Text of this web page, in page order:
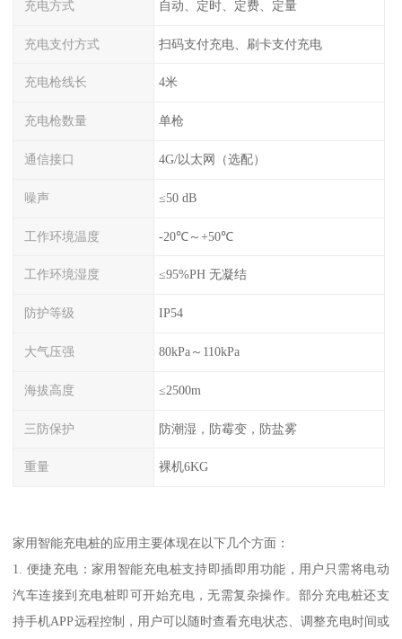
充电方式 自动、定时、定费、定量
充电支付方式 扫码支付充电、刷卡支付充电
充电枪线长 4米
充电枪数量 单枪
通信接口 4G/以太网（选配）
噪声 ≤50 dB
工作环境温度 -20℃～+50℃
工作环境湿度 ≤95%PH 无凝结
防护等级 IP54
大气压强 80kPa～110kPa
海拔高度 ≤2500m
三防保护 防潮湿，防霉变，防盐雾
重量 裸机6KG
家用智能充电桩的应用主要体现在以下几个方面：
1. 便捷充电：家用智能充电桩支持即插即用功能，用户只需将电动
汽车连接到充电桩即可开始充电，无需复杂操作。部分充电桩还支
持手机APP远程控制，用户可以随时查看充电状态、调整充电时间或